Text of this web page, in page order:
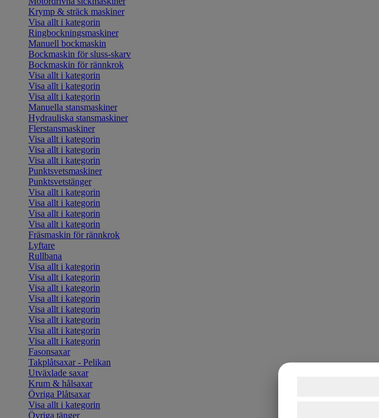
Krymp & sträck maskiner
Visa allt i kategorin
Ringbockningsmaskiner
Manuell bockmaskin
Bockmaskin för sluss-skarv
Bockmaskin för rännkrok
Visa allt i kategorin
Visa allt i kategorin
Visa allt i kategorin
Manuella stansmaskiner
Hydrauliska stansmaskiner
Flerstansmaskiner
Visa allt i kategorin
Visa allt i kategorin
Visa allt i kategorin
Punktsvetsmaskiner
Punktsvetstänger
Visa allt i kategorin
Visa allt i kategorin
Visa allt i kategorin
Visa allt i kategorin
Fräsmaskin för rännkrok
Lyftare
Rullbana
Visa allt i kategorin
Visa allt i kategorin
Visa allt i kategorin
Visa allt i kategorin
Visa allt i kategorin
Visa allt i kategorin
Visa allt i kategorin
Visa allt i kategorin
Fasonsaxar
Takplåtsaxar - Pelikan
Utväxlade saxar
Krum & hålsaxar
Övriga Plåtsaxar
Visa allt i kategorin
Övriga tänger